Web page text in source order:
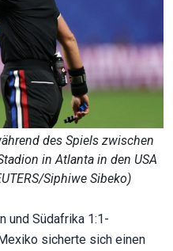
des Spiels zwischen
in Atlanta in den USA
Siphiwe Sibeko)
und Südafrika 1:1-
sicherte sich einen